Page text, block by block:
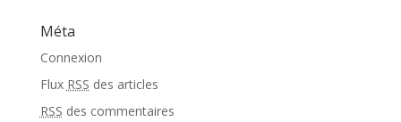
Méta
Connexion
Flux RSS des articles
RSS des commentaires